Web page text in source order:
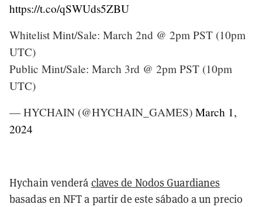
https://t.co/qSWUds5ZBU
Whitelist Mint/Sale: March 2nd @ 2pm PST (10pm
UTC)
Public Mint/Sale: March 3rd @ 2pm PST (10pm
UTC)
— HYCHAIN (@HYCHAIN_GAMES) March 1,
2024
Hychain venderá claves de Nodos Guardianes
basadas en NFT a partir de este sábado a un precio